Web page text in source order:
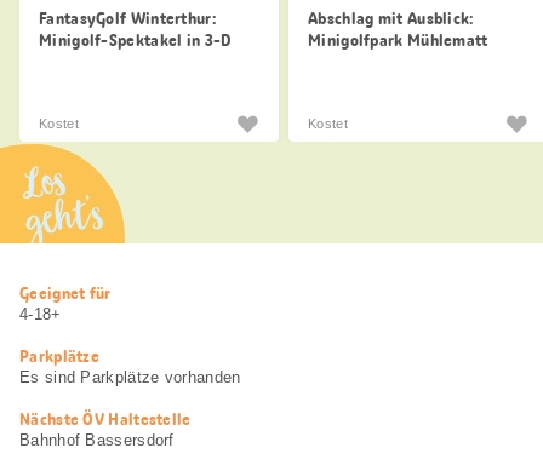
FantasyGolf Winterthur:
Minigolf-Spektakel in 3-D
Kostet
Abschlag mit Ausblick:
Minigolfpark Mühlematt
Kostet
Los
geht’s
Nützliche
Informationen
Geeignet für
4-18+
Parkplätze
Es sind Parkplätze vorhanden
Nächste ÖV Haltestelle
Bahnhof Bassersdorf